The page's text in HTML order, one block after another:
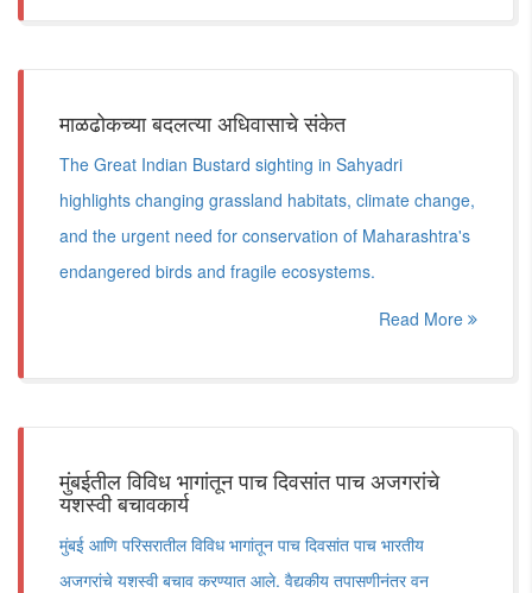
माळढोकच्या बदलत्या अधिवासाचे संकेत
The Great Indian Bustard sighting in Sahyadri
highlights changing grassland habitats, climate change,
and the urgent need for conservation of Maharashtra's
endangered birds and fragile ecosystems.
Read More
​मुंबईतील विविध भागांतून पाच दिवसांत पाच अजगरांचे
यशस्वी बचावकार्य
मुंबई आणि परिसरातील विविध भागांतून पाच दिवसांत पाच भारतीय
अजगरांचे यशस्वी बचाव करण्यात आले. वैद्यकीय तपासणीनंतर वन